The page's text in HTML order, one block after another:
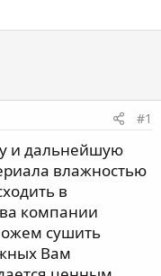
#1
и дальнейшую
влажностью
в
компании
сушить
Вам